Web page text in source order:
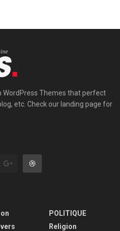
WordPress Themes that perfect
etc. Check our landing page for
POLITIQUE
Religion